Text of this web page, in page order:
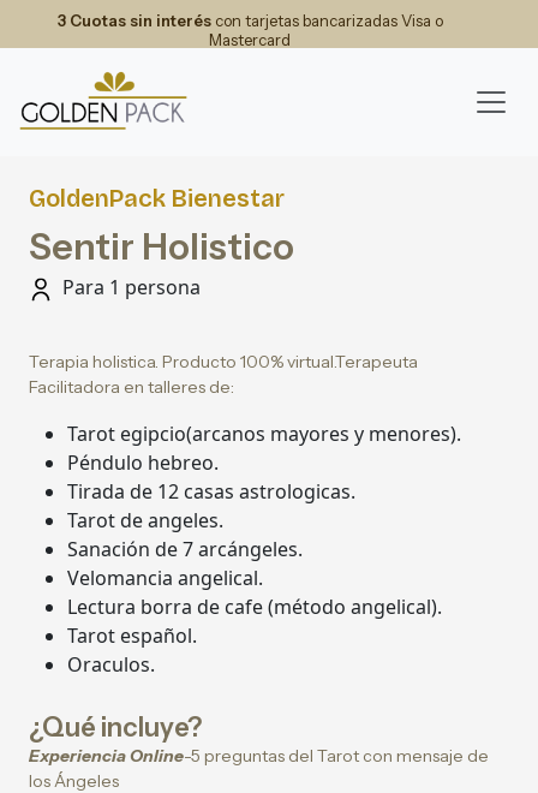
3 Cuotas sin interéscon tarjetas bancarizadas Visa o
Mastercard
GoldenPack Bienestar
Sentir Holistico
Para 1 persona
Terapia holistica. Producto 100% virtual.Terapeuta
Facilitadora en talleres de:
Tarot egipcio(arcanos mayores y menores).
Péndulo hebreo.
Tirada de 12 casas astrologicas.
Tarot de angeles.
Sanación de 7 arcángeles.
Velomancia angelical.
Lectura borra de cafe (método angelical).
Tarot español.
Oraculos.
¿Qué incluye?
Experiencia Online-5 preguntas del Tarot con mensaje de
los Ángeles